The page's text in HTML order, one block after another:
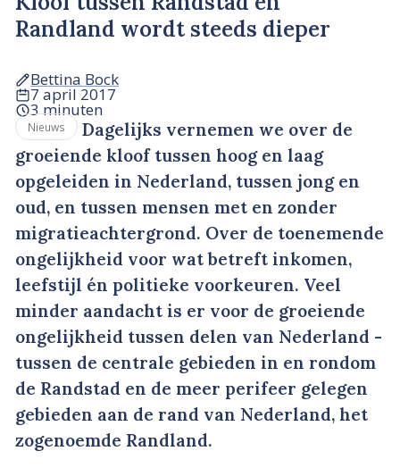
Randland wordt steeds dieper
Bettina Bock
7 april 2017
3 minuten
Nieuws
Dagelijks vernemen we over de
groeiende kloof tussen hoog en laag
opgeleiden in Nederland, tussen jong en
oud, en tussen mensen met en zonder
migratieachtergrond. Over de toenemende
ongelijkheid voor wat betreft inkomen,
leefstijl én politieke voorkeuren. Veel
minder aandacht is er voor de groeiende
ongelijkheid tussen delen van Nederland -
tussen de centrale gebieden in en rondom
de Randstad en de meer perifeer gelegen
gebieden aan de rand van Nederland, het
zogenoemde Randland.